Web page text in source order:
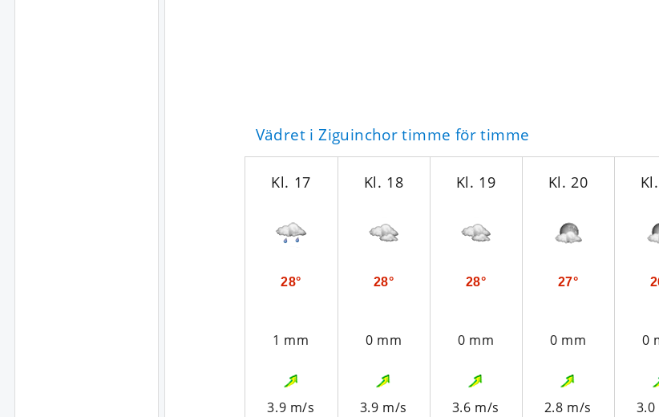
Vädret i Ziguinchor timme för timme
Kl. 17
28°
1 mm
3.9 m/s
Kl. 18
28°
0 mm
3.9 m/s
Kl. 19
28°
0 mm
3.6 m/s
Kl. 20
27°
0 mm
2.8 m/s
0